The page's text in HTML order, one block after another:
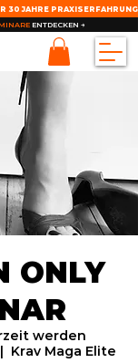
30 JAHRE PRAXISERFAHRUNG
ENTDECKEN →
ONLY
werden
Krav Maga Elite